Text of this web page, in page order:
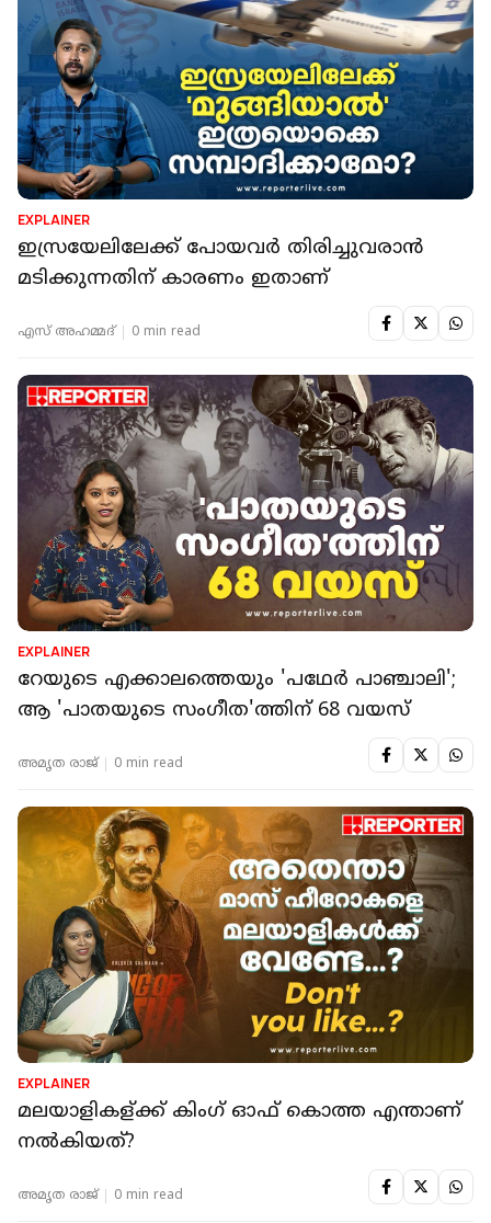
EXPLAINER
ഇസ്രയേലിലേക്ക് പോയവർ തിരിച്ചുവരാൻ
മടിക്കുന്നതിന് കാരണം ഇതാണ്
എസ് അഹമ്മദ് 0 min read
EXPLAINER
റേയുടെ എക്കാലത്തെയും 'പഥേർ പാഞ്ചാലി';
ആ 'പാതയുടെ സംഗീത'ത്തിന് 68 വയസ്
അമൃത രാജ് 0 min read
EXPLAINER
മലയാളികള്ക്ക് കിംഗ് ഓഫ് കൊത്ത എന്താണ്
നൽകിയത്?
അമൃത രാജ് 0 min read